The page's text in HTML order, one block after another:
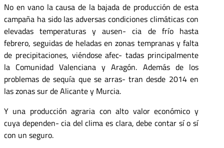
No en vano la causa de la bajada de producción de esta
campaña ha sido las adversas condiciones climáticas con
elevadas temperaturas y ausen- cia de frío hasta
febrero, seguidas de heladas en zonas tempranas y falta
de precipitaciones, viéndose afec- tadas principalmente
la Comunidad Valenciana y Aragón. Además de los
problemas de sequía que se arras- tran desde 2014 en
las zonas sur de Alicante y Murcia.
Y una producción agraria con alto valor económico y
cuya dependen- cia del clima es clara, debe contar sí o sí
con un seguro.